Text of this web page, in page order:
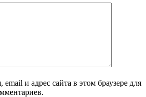
и адрес сайта в этом браузере для